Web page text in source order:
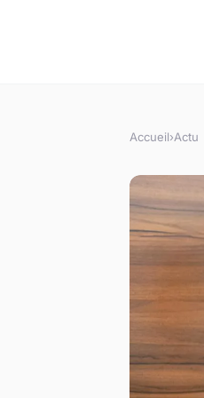
Accueil›Actu